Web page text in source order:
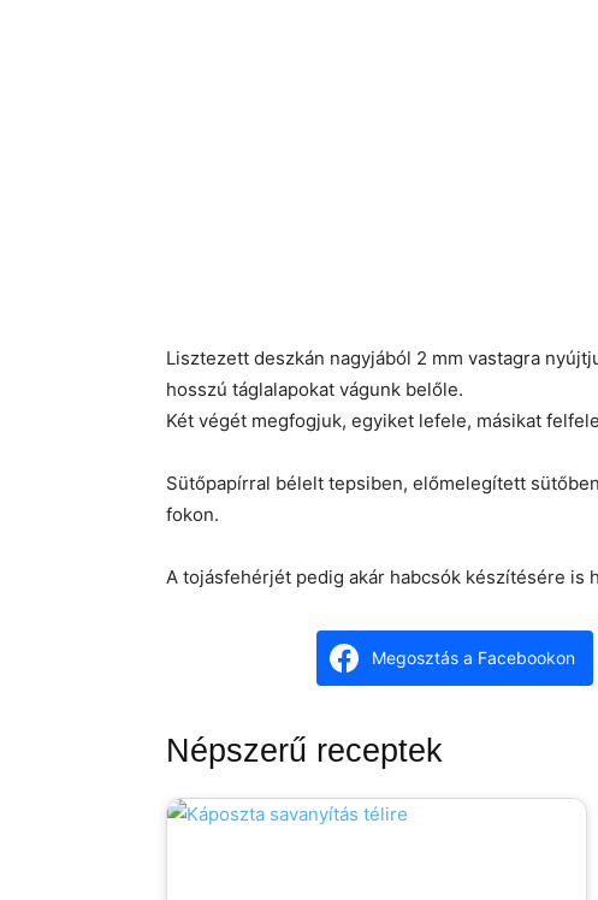
Lisztezett deszkán nagyjából 2 mm vastagra
hosszú táglalapokat vágunk belőle.
Két végét megfogjuk, egyiket lefele, másikat
Sütőpapírral bélelt tepsiben, előmelegített
fokon.
A tojásfehérjét pedig akár habcsók készítésére is
Megosztás a Facebookon
Népszerű receptek